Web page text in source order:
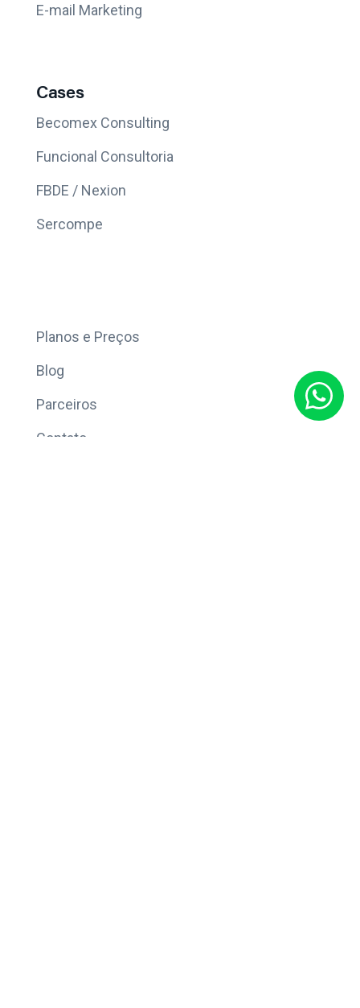
E-mail Marketing
Cases
Becomex Consulting
Funcional Consultoria
FBDE / Nexion
Sercompe
Planos e Preços
Blog
Parceiros
Contato